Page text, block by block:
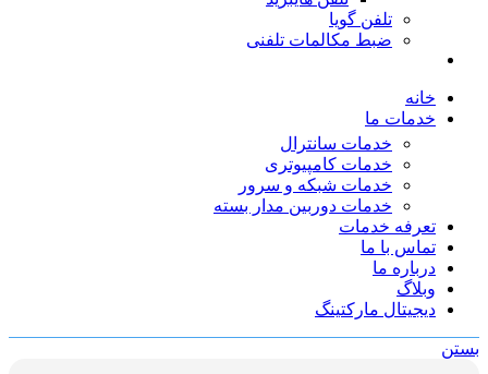
تلفن گویا
ضبط مکالمات تلفنی
خانه
خدمات ما
خدمات سانترال
خدمات کامپیوتری
خدمات شبکه و سرور
خدمات دوربین مدار بسته
تعرفه خدمات
تماس با ما
درباره ما
وبلاگ
دیجیتال مارکتینگ
بستن